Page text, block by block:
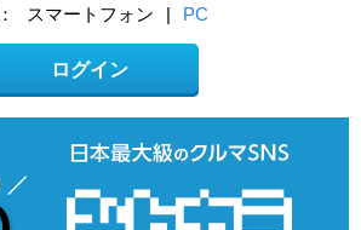
スマートフォン | PC
ログイン